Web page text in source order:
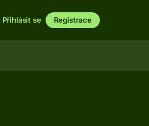
Přihlásit se Registrace